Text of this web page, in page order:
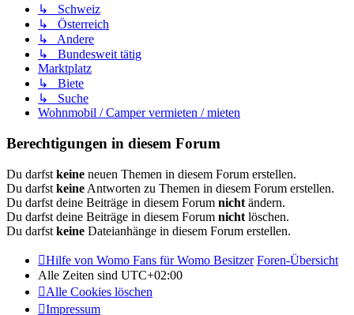
↳ Schweiz
↳ Österreich
↳ Andere
↳ Bundesweit tätig
Marktplatz
↳ Biete
↳ Suche
Wohnmobil / Camper vermieten / mieten
Berechtigungen in diesem Forum
Du darfst keine neuen Themen in diesem Forum erstellen.
Du darfst keine Antworten zu Themen in diesem Forum erstellen.
Du darfst deine Beiträge in diesem Forum nicht ändern.
Du darfst deine Beiträge in diesem Forum nicht löschen.
Du darfst keine Dateianhänge in diesem Forum erstellen.
Hilfe von Womo Fans für Womo Besitzer Foren-Übersicht
Alle Zeiten sind UTC+02:00
Alle Cookies löschen
Impressum